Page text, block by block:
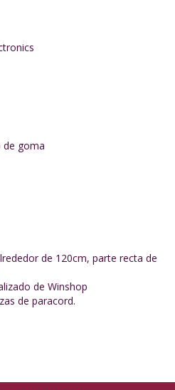
de goma
de 120cm, parte recta de
de Winshop
de paracord.